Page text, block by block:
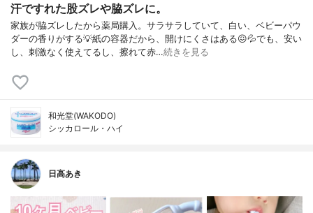
汗ですれた股ズレや脇ズレに。
家族が脇ズレしたから薬局購入。サラサラしていて、白い、ベビーパウ
ダーの香りがする💡紙の容器だから、開けにくさはある😖💦でも、安い
し、刺激なく使えてるし、擦れて赤…続きを見る
和光堂(WAKODO)
シッカロール・ハイ
日高あき